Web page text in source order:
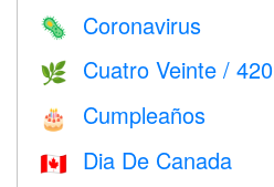
🦠 Coronavirus
🌿 Cuatro Veinte / 420
🎂 Cumpleaños
🇨🇦 Dia De Canada